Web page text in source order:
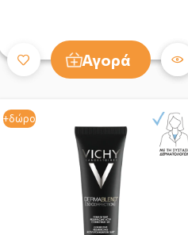
Αγορά
+δώρο